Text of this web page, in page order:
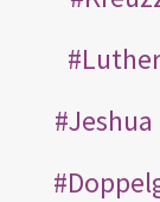
Luther
Jeshua